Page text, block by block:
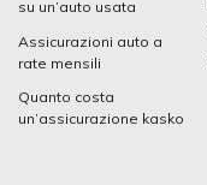
su un’auto usata
Assicurazioni auto a
rate mensili
Quanto costa
un’assicurazione kasko